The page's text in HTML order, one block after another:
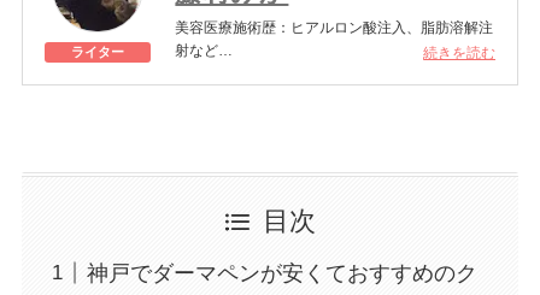
ライター
美容医療施術歴：ヒアルロン酸注入、脂肪溶解注
射など
続きを読む
目次
神戸でダーマペンが安くておすすめのク